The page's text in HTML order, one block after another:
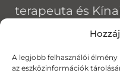
A legjobb felhasználói
az eszközinformációk
terapeuta és
(Chinese Image
elakadások